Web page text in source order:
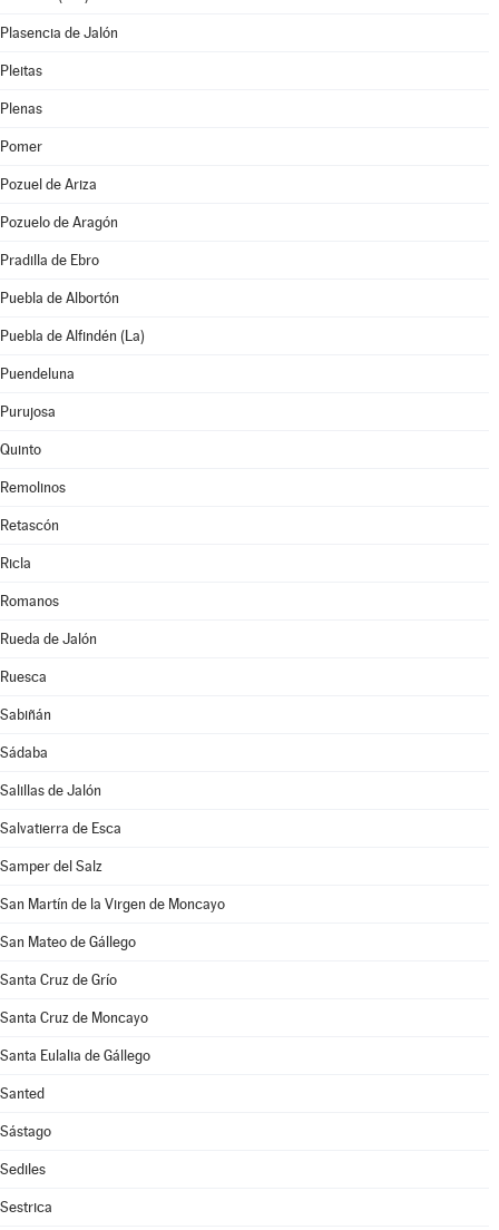
Plasencia de Jalón
Pleitas
Plenas
Pomer
Pozuel de Ariza
Pozuelo de Aragón
Pradilla de Ebro
Puebla de Albortón
Puebla de Alfindén (La)
Puendeluna
Purujosa
Quinto
Remolinos
Retascón
Ricla
Romanos
Rueda de Jalón
Ruesca
Sabiñán
Sádaba
Salillas de Jalón
Salvatierra de Esca
Samper del Salz
San Martín de la Virgen de Moncayo
San Mateo de Gállego
Santa Cruz de Grío
Santa Cruz de Moncayo
Santa Eulalia de Gállego
Santed
Sástago
Sediles
Sestrica